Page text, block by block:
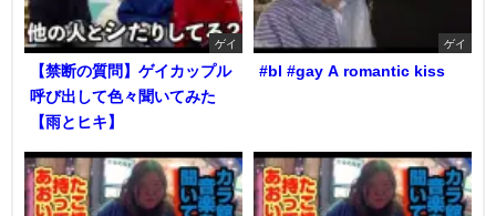
ゲイ
【禁断の質問】ゲイカップル
呼び出して色々聞いてみた
【雨とヒキ】
ゲイ
#bl #gay A romantic kiss